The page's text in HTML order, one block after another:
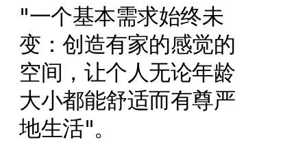
"一个基本需求始终未
变：创造有家的感觉的
空间，让个人无论年龄
大小都能舒适而有尊严
地生活"。